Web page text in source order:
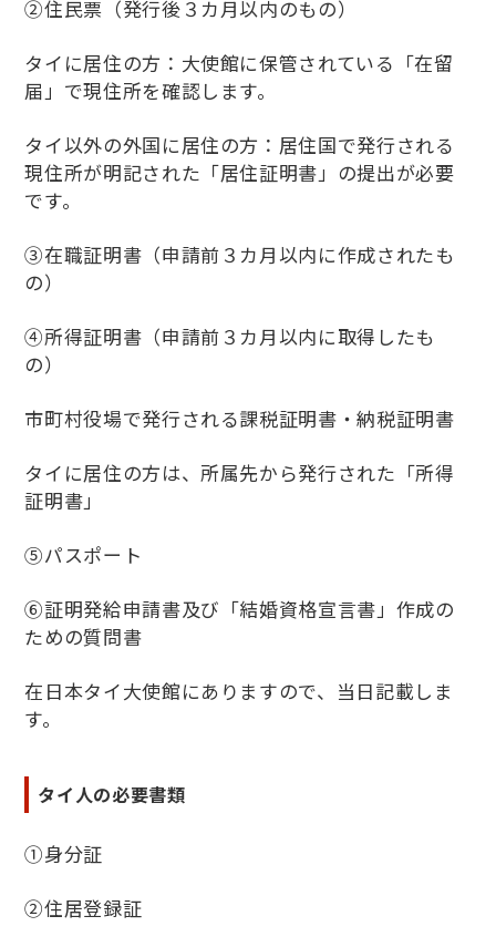
②住民票（発行後３カ月以内のもの）
タイに居住の方：大使館に保管されている「在留
届」で現住所を確認します。
タイ以外の外国に居住の方：居住国で発行される
現住所が明記された「居住証明書」の提出が必要
です。
③在職証明書（申請前３カ月以内に作成されたも
の）
④所得証明書（申請前３カ月以内に取得したも
の）
市町村役場で発行される課税証明書・納税証明書
タイに居住の方は、所属先から発行された「所得
証明書」
⑤パスポート
⑥証明発給申請書及び「結婚資格宣言書」作成の
ための質問書
在日本タイ大使館にありますので、当日記載しま
す。
タイ人の必要書類
①身分証
②住居登録証